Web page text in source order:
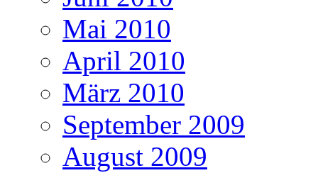
Mai 2010
April 2010
März 2010
September 2009
August 2009